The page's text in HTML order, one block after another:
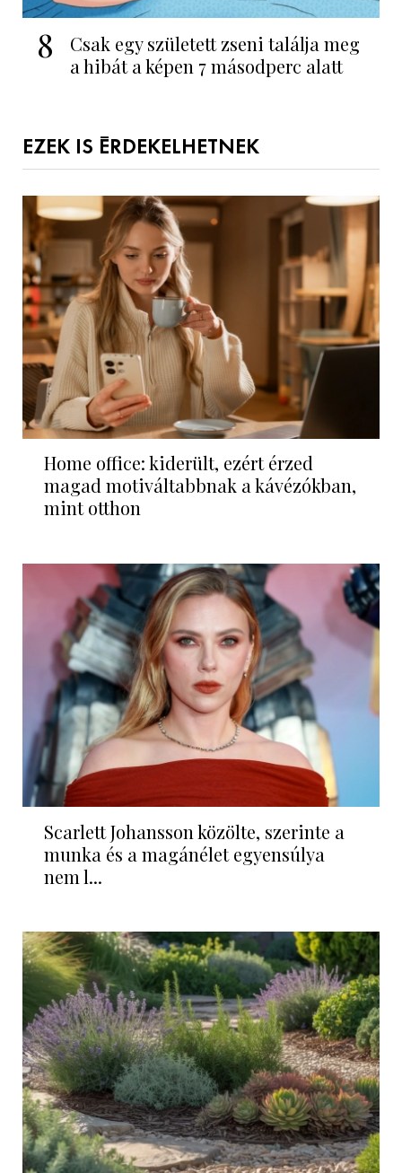
8
Csak egy született zseni találja meg
a hibát a képen 7 másodperc alatt
EZEK IS ÉRDEKELHETNEK
Home office: kiderült, ezért érzed
magad motiváltabbnak a kávézókban,
mint otthon
Scarlett Johansson közölte, szerinte a
munka és a magánélet egyensúlya
nem l...